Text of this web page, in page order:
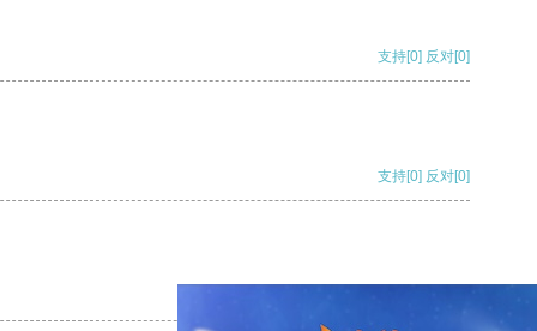
支持[0] 反对[0]
支持[0] 反对[0]